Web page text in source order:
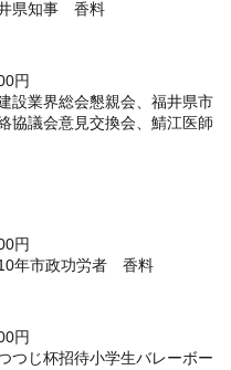
県知事 香料
円
設業界総会懇親会、福井県市
協議会意見交換会、鯖江医師
円
年市政功労者 香料
円
つじ杯招待小学生バレーボー